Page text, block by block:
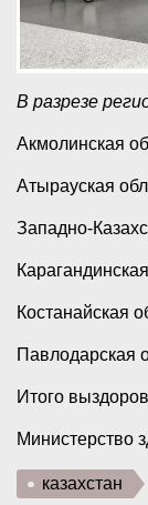
В разрезе
Акмолинская
Атырауская
Западно-
Костанайская
Павлодарская
Итого
Министерство
казахстан